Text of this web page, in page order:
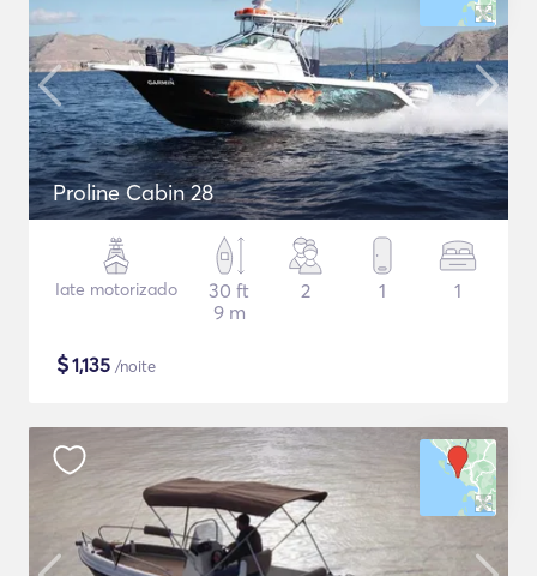
Proline Cabin 28
Iate motorizado
30 ft
9 m
2 1 1
$1,135 /noite